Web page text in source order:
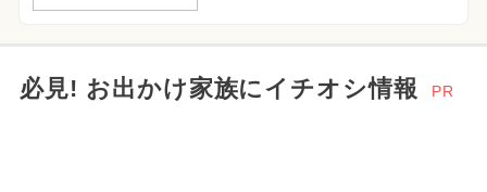
必見! お出かけ家族にイチオシ情報 PR